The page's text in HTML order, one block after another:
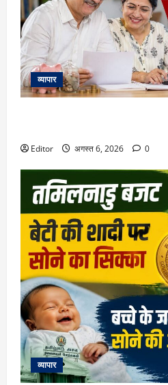
व्यापार
Editor अगस्त 6, 2026 0
व्यापार